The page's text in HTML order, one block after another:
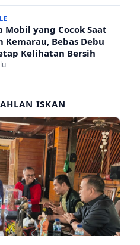
Mobil yang Cocok Saat
Kemarau, Bebas Debu
Kelihatan Bersih
ISKAN